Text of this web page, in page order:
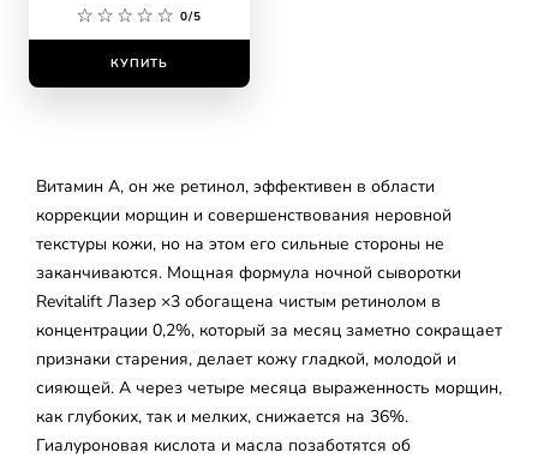
0/5
КУПИТЬ
Витамин А, он же ретинол, эффективен в области
коррекции морщин и совершенствования неровной
текстуры кожи, но на этом его сильные стороны не
заканчиваются. Мощная формула ночной сыворотки
Revitalift Лазер ×3 обогащена чистым ретинолом в
концентрации 0,2%, который за месяц заметно сокращает
признаки старения, делает кожу гладкой, молодой и
сияющей. А через четыре месяца выраженность морщин,
как глубоких, так и мелких, снижается на 36%.
Гиалуроновая кислота и масла позаботятся об